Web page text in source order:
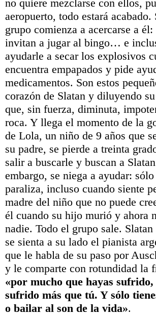
no quiere mezclarse con ellos,
aeropuerto, todo estará
grupo comienza a acercarse a
invitan a jugar al bingo… e
ayudarle a secar los explosivos
encuentra empapados y pide
medicamentos. Son estos
corazón de Slatan y diluyendo
que, sin fuerza, diminuta,
roca. Y llega el momento de la
de Lola, un niño de 9 años que
su padre, se pierde a treinta
salir a buscarle y buscan a
embargo, se niega a ayudar:
paraliza, incluso cuando siente
madre del niño que no puede
él cuando su hijo murió y ahora
nadie. Todo el grupo sale.
se sienta a su lado el pianista
que le habla de su paso por
y le comparte con rotundidad la
«por mucho que hayas
sufrido más que tú. Y sólo
o bailar al son de la vida».